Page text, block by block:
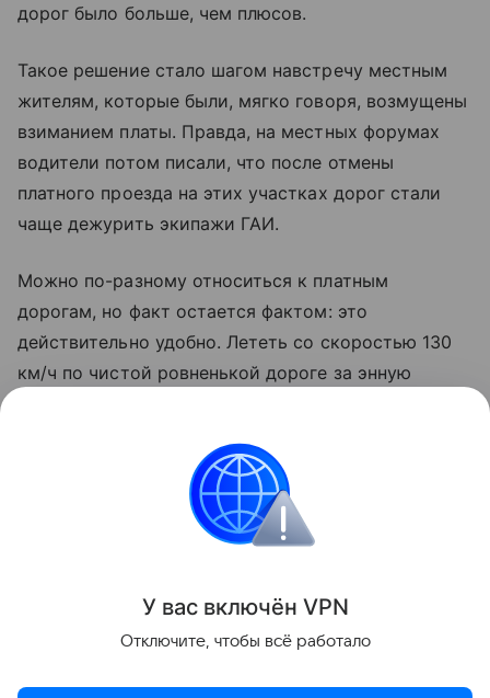
дорог было больше, чем плюсов.
Такое решение стало шагом навстречу местным
жителям, которые были, мягко говоря, возмущены
взиманием платы. Правда, на местных форумах
водители потом писали, что после отмены
платного проезда на этих участках дорог стали
чаще дежурить экипажи ГАИ.
Можно по-разному относиться к платным
дорогам, но факт остается фактом: это
действительно удобно. Лететь со скоростью 130
км/ч по чистой ровненькой дороге за энную
Откровенно говоря, здесь вообще не важно,
что вы выберете. Самое главное, что этот выбор
Деньги
У вас включён VPN
Отключите, чтобы всё работало